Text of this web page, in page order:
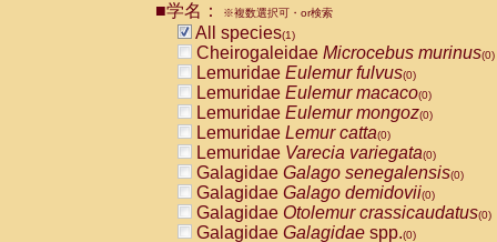
CebidaeCebus nigrivittatus
CebidaeCebus
CebidaeSaimiri boliviensis(0)
CebidaeSaimiri sciureus(0)
AtelidaeAlouatta caraya(0)
AtelidaeAlouatta fusca(0)
AtelidaeAlouatta seniculus
AtelidaeAlouattaspp.(0)
AtelidaeAteles belzebuth(0)
AtelidaeAteles geoffroyi(0)
AtelidaeAteles paniscus(0)
AtelidaeAtelesspp.(0)
■学名： ※複数選択可・or検索
All species(1)
Cheirogaleidae Microcebus murinus(0)
Lemuridae Eulemur fulvus(0)
Lemuridae Eulemur macaco(0)
Lemuridae Eulemur mongoz(0)
Lemuridae Lemur catta(0)
Lemuridae Varecia variegata(0)
Galagidae Galago senegalensis(0)
Galagidae Galago demidovii(0)
Galagidae Otolemur crassicaudatus(0)
Galagidae Galagidae spp.(0)